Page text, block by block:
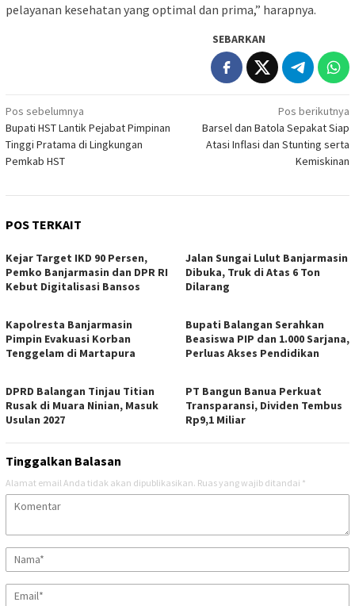
pelayanan kesehatan yang optimal dan prima,” harapnya.
SEBARKAN
Navigasi
pos
Pos sebelumnya
Bupati HST Lantik Pejabat Pimpinan
Tinggi Pratama di Lingkungan
Pemkab HST
Pos berikutnya
Barsel dan Batola Sepakat Siap
Atasi Inflasi dan Stunting serta
Kemiskinan
POS TERKAIT
Kejar Target IKD 90 Persen,
Pemko Banjarmasin dan DPR RI
Kebut Digitalisasi Bansos
Jalan Sungai Lulut Banjarmasin
Dibuka, Truk di Atas 6 Ton
Dilarang
Kapolresta Banjarmasin
Pimpin Evakuasi Korban
Tenggelam di Martapura
Bupati Balangan Serahkan
Beasiswa PIP dan 1.000 Sarjana,
Perluas Akses Pendidikan
DPRD Balangan Tinjau Titian
Rusak di Muara Ninian, Masuk
Usulan 2027
PT Bangun Banua Perkuat
Transparansi, Dividen Tembus
Rp9,1 Miliar
Tinggalkan Balasan
Alamat email Anda tidak akan dipublikasikan. Ruas yang wajib ditandai *